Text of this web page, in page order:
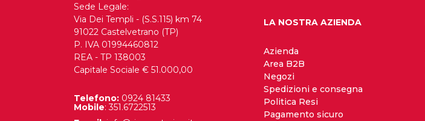
Sede Legale:
Via Dei Templi - (S.S.115) km 74
91022 Castelvetrano (TP)
P. IVA 01994460812
REA - TP 138003
Capitale Sociale € 51.000,00
Telefono: 0924 81433
Mobile: 351.6722513
LA NOSTRA AZIENDA
Azienda
Area B2B
Negozi
Spedizioni e consegna
Politica Resi
Pagamento sicuro